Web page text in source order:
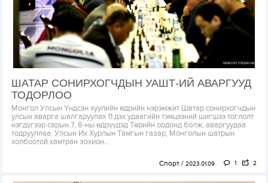
ШАТАР СОНИРХОГЧДЫН УАШТ-ИЙ АВАРГУУД
ТОДОРЛОО
Монгол Улсын Үндсэн хуулийн өдрийн нэрэмжит Шатар сонирхогчдын
улсын аварга шалгаруулах 11 дэх удаагийн тэмцээний шигшээ тоглолт
нэгдүгээр сарын 7, 8-ны өдрүүдэд Төрийн ордонд болж, аваргуудаа
тодрууллаа. Улсын Их Хурлын Тамгын газар, Монголын шатрын
холбоотой хамтран зохион...
Спорт 2023.01.09 1 2